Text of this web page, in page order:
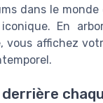
dans le
En
vous affichez